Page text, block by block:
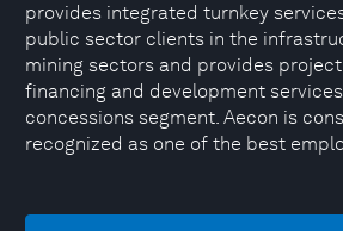
provides integrated turnkey
public sector clients in the
mining sectors and provides
financing and development
concessions segment. Aecon is
recognized as one of the best